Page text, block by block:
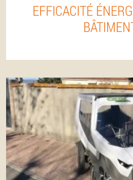
EFFICACITÉ